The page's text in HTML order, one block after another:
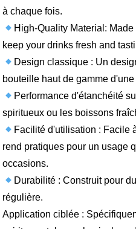
à chaque fois.
High-Quality Material:
keep your drinks fresh and
Design classique : Un
bouteille haut de gamme
Performance d'étanchéité
spiritueux ou les boissons
Facilité d'utilisation : Facile
rend pratiques pour un usage
occasions.
Durabilité : Construit pour
régulière.
Application ciblée :